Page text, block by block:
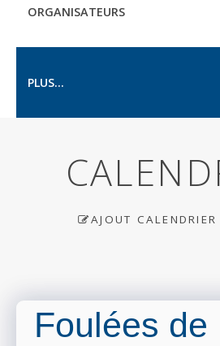
ORGANISATEURS
PLUS...
AJOUT
Foulées de